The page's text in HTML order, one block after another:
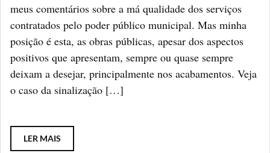
meus comentários sobre a má qualidade dos serviços
contratados pelo poder público municipal. Mas minha
posição é esta, as obras públicas, apesar dos aspectos
positivos que apresentam, sempre ou quase sempre
deixam a desejar, principalmente nos acabamentos. Veja
o caso da sinalização […]
LER MAIS